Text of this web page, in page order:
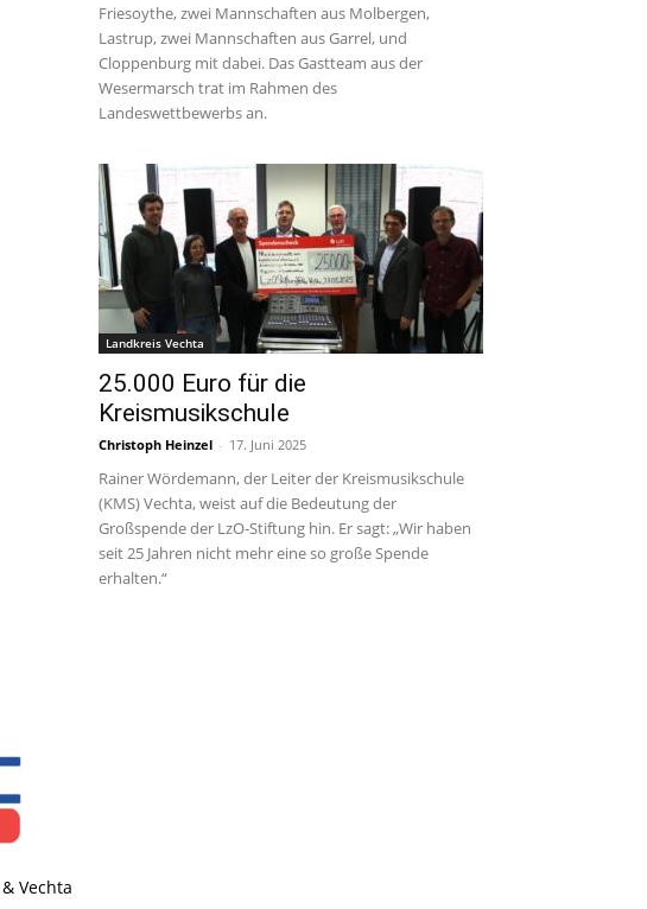
Friesoythe, zwei Mannschaften aus Molbergen,
Lastrup, zwei Mannschaften aus Garrel, und
Cloppenburg mit dabei. Das Gastteam aus der
Wesermarsch trat im Rahmen des
Landeswettbewerbs an.
Landkreis Vechta
25.000 Euro für die
Kreismusikschule
Christoph Heinzel - 17. Juni 2025
Rainer Wördemann, der Leiter der Kreismusikschule
(KMS) Vechta, weist auf die Bedeutung der
Großspende der LzO-Stiftung hin. Er sagt: „Wir haben
seit 25 Jahren nicht mehr eine so große Spende
erhalten.“
Vechta